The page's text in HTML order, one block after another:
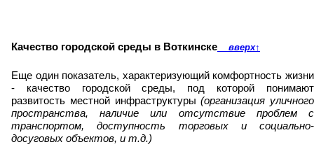
Качество городской среды в Воткинске вверх↑
Еще один показатель, характеризующий комфортность жизни
- качество городской среды, под которой понимают
развитость местной инфраструктуры(организация уличного
пространства, наличие или отсутствие проблем с
транспортом, доступность торговых и социально-
досуговых объектов, и т.д.)